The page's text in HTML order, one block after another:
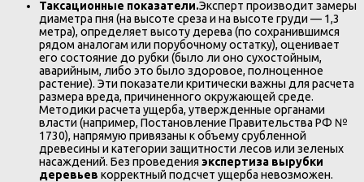
Таксационные показатели.Эксперт производит замеры
диаметра пня (на высоте среза и на высоте груди — 1,3
метра), определяет высоту дерева (по сохранившимся
рядом аналогам или порубочному остатку), оценивает
его состояние до рубки (было ли оно сухостойным,
аварийным, либо это было здоровое, полноценное
растение). Эти показатели критически важны для расчета
размера вреда, причиненного окружающей среде.
Методики расчета ущерба, утвержденные органами
власти (например, Постановление Правительства РФ №
1730), напрямую привязаны к объему срубленной
древесины и категории защитности лесов или зеленых
насаждений. Без проведения экспертиза вырубки
деревьев корректный подсчет ущерба невозможен.